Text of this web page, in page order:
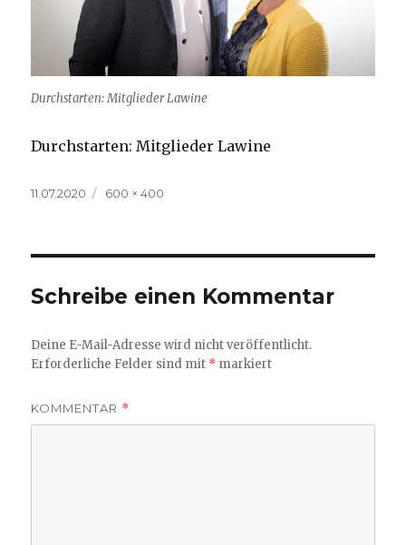
Durchstarten: Mitglieder Lawine
Durchstarten: Mitglieder Lawine
Veröffentlicht
11.07.2020
Volle
600 × 400
Schreibe einen Kommentar
Deine E-Mail-Adresse wird nicht veröffentlicht.
Erforderliche Felder sind mit * markiert
KOMMENTAR *